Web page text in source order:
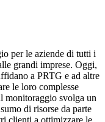
per le aziende di tutti i
grandi imprese. Oggi,
a PRTG e ad altre
le loro complesse
monitoraggio svolga un
di risorse da parte